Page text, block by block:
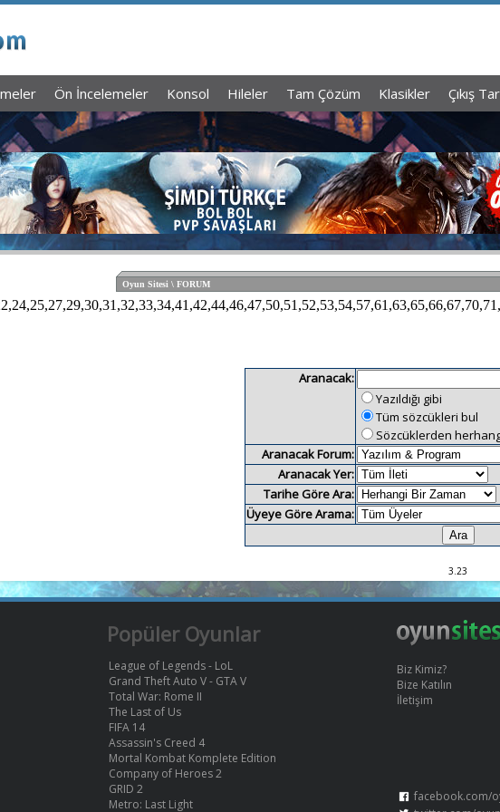
Ön İncelemeler Konsol Hileler Tam Çözüm Klasikler Çıkış
Oyun Sitesi \ FORUM
Aranacak:
Yazıldığı gibi
Tüm sözcükleri bul
Sözcüklerden
Aranacak Forum:
Aranacak Yer:
Tarihe Göre Ara:
Üyeye Göre Arama:
3.23
Popüler Oyunlar
League of Legends - LoL
Grand Theft Auto V - GTA V
Total War: Rome II
The Last of Us
FIFA 14
Assassin's Creed 4
Mortal Kombat Komplete Edition
Company of Heroes 2
GRID 2
Metro: Last Light
Biz Kimiz?
Bize Katılın
İletişim
facebook.com/